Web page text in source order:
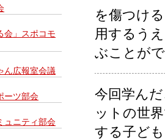
会」スポコモ
ん広報室会議
ーツ部会
ュニティ部会
を傷つけ
用するう
ぶことが
今回学ん
ットの世
する子ど